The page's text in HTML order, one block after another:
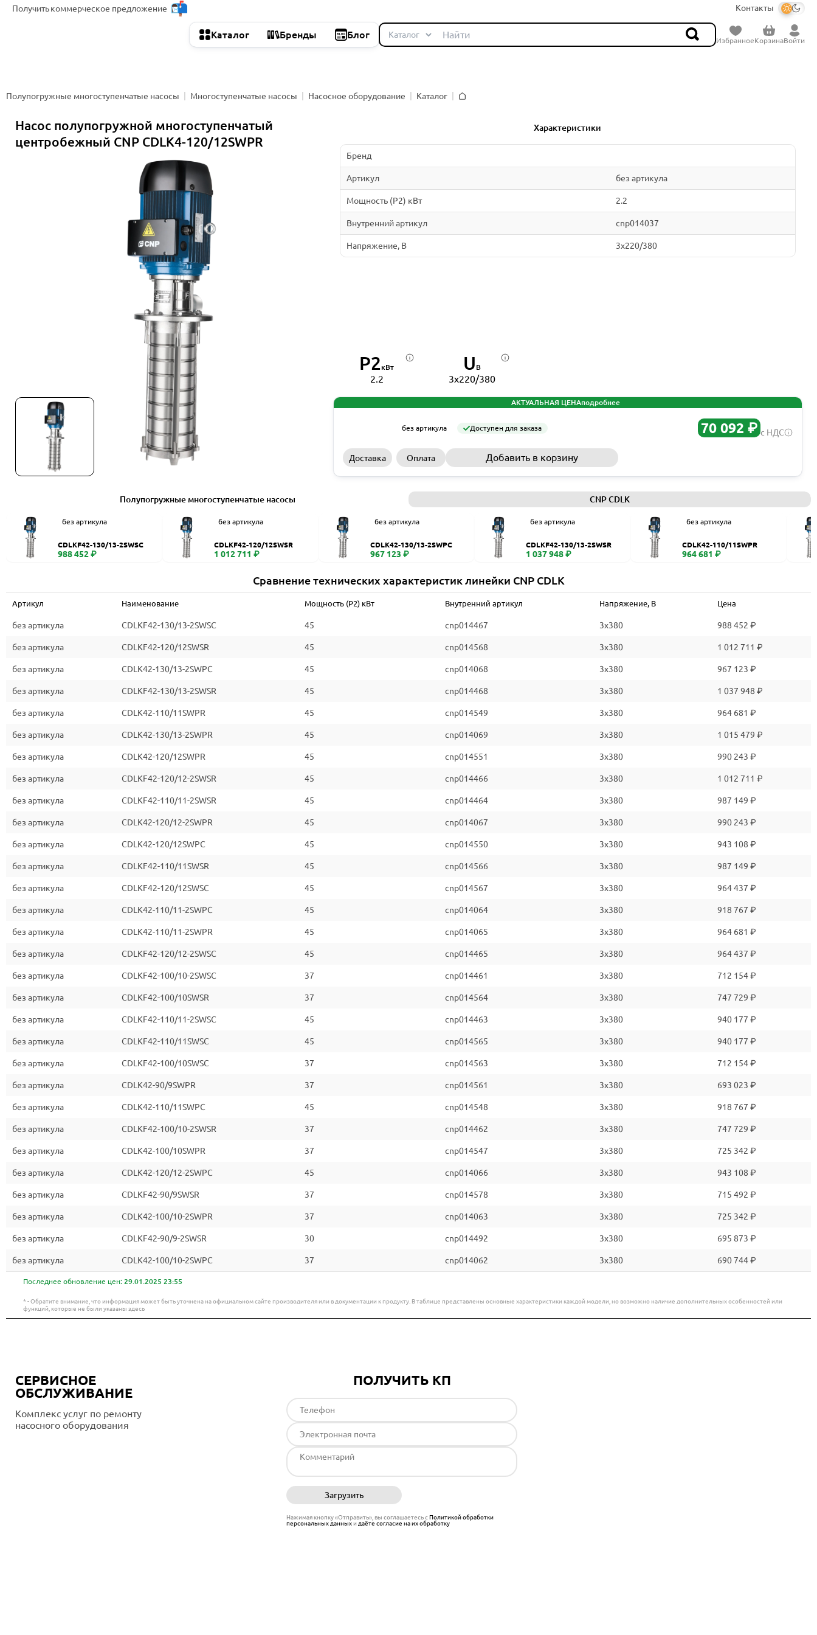
Получитькоммерческое предложение Контакты
Каталог Бренды Блог
ИзбранноеКорзинаВойти
Полупогружные многоступенчатые насосы Многоступенчатые насосы Насосное оборудование
Каталог
Насос полупогружной многоступенчатый
центробежный CNP CDLK4-120/12SWPR
Характеристики
Бренд
Артикул без артикула
Мощность (P2) кВт 2.2
Внутренний артикул cnp014037
Напряжение, В 3x220/380
P2кВт
2.2
U В
3x220/380
АКТУАЛЬНАЯ ЦЕНАподробнее
без артикула Доступен для заказа 70 092 ₽ с НДС
Доставка Оплата Добавить в корзину
Полупогружные многоступенчатые насосы CNP CDLK
без артикула
CDLKF42-130/13-2SWSC
988 452 ₽
без артикула
CDLKF42-120/12SWSR
1 012 711 ₽
без артикула
CDLK42-130/13-2SWPC
967 123 ₽
без артикула
CDLKF42-130/13-2SWSR
1 037 948 ₽
без артикула
CDLK42-110/11SWPR
964 681 ₽
Сравнение технических характеристик линейки CNP CDLK
Артикул Наименование Мощность (P2) кВт Внутренний артикул Напряжение, В Цена
без артикула CDLKF42-130/13-2SWSC 45 cnp014467 3x380 988 452 ₽
без артикула CDLKF42-120/12SWSR 45 cnp014568 3x380 1 012 711 ₽
без артикула CDLK42-130/13-2SWPC 45 cnp014068 3x380 967 123 ₽
без артикула CDLKF42-130/13-2SWSR 45 cnp014468 3x380 1 037 948 ₽
без артикула CDLK42-110/11SWPR 45 cnp014549 3x380 964 681 ₽
без артикула CDLK42-130/13-2SWPR 45 cnp014069 3x380 1 015 479 ₽
без артикула CDLK42-120/12SWPR 45 cnp014551 3x380 990 243 ₽
без артикула CDLKF42-120/12-2SWSR 45 cnp014466 3x380 1 012 711 ₽
без артикула CDLKF42-110/11-2SWSR 45 cnp014464 3x380 987 149 ₽
без артикула CDLK42-120/12-2SWPR 45 cnp014067 3x380 990 243 ₽
без артикула CDLK42-120/12SWPC 45 cnp014550 3x380 943 108 ₽
без артикула CDLKF42-110/11SWSR 45 cnp014566 3x380 987 149 ₽
без артикула CDLKF42-120/12SWSC 45 cnp014567 3x380 964 437 ₽
без артикула CDLK42-110/11-2SWPC 45 cnp014064 3x380 918 767 ₽
без артикула CDLK42-110/11-2SWPR 45 cnp014065 3x380 964 681 ₽
без артикула CDLKF42-120/12-2SWSC 45 cnp014465 3x380 964 437 ₽
без артикула CDLKF42-100/10-2SWSC 37 cnp014461 3x380 712 154 ₽
без артикула CDLKF42-100/10SWSR 37 cnp014564 3x380 747 729 ₽
без артикула CDLKF42-110/11-2SWSC 45 cnp014463 3x380 940 177 ₽
без артикула CDLKF42-110/11SWSC 45 cnp014565 3x380 940 177 ₽
без артикула CDLKF42-100/10SWSC 37 cnp014563 3x380 712 154 ₽
без артикула CDLK42-90/9SWPR 37 cnp014561 3x380 693 023 ₽
без артикула CDLK42-110/11SWPC 45 cnp014548 3x380 918 767 ₽
без артикула CDLKF42-100/10-2SWSR 37 cnp014462 3x380 747 729 ₽
без артикула CDLK42-100/10SWPR 37 cnp014547 3x380 725 342 ₽
без артикула CDLK42-120/12-2SWPC 45 cnp014066 3x380 943 108 ₽
без артикула CDLKF42-90/9SWSR 37 cnp014578 3x380 715 492 ₽
без артикула CDLK42-100/10-2SWPR 37 cnp014063 3x380 725 342 ₽
без артикула CDLKF42-90/9-2SWSR 30 cnp014492 3x380 695 873 ₽
без артикула CDLK42-100/10-2SWPC 37 cnp014062 3x380 690 744 ₽
Последнее обновление цен: 29.01.2025 23:55
* - Обратите внимание, что информация может быть уточнена на официальном сайте производителя или в документации к продукту. В таблице представлены основные характеристики каждой модели, но возможно наличие дополнительных особенностей или
функций, которые не были указаны здесь
СЕРВИСНОЕ
ОБСЛУЖИВАНИЕ
Комплекс услуг по ремонту
насосного оборудования
ПОЛУЧИТЬ КП
Загрузить
Нажимая кнопку «Отправить», вы соглашаетесь сПолитикой обработки
персональных данныхи даёте согласие на их обработку